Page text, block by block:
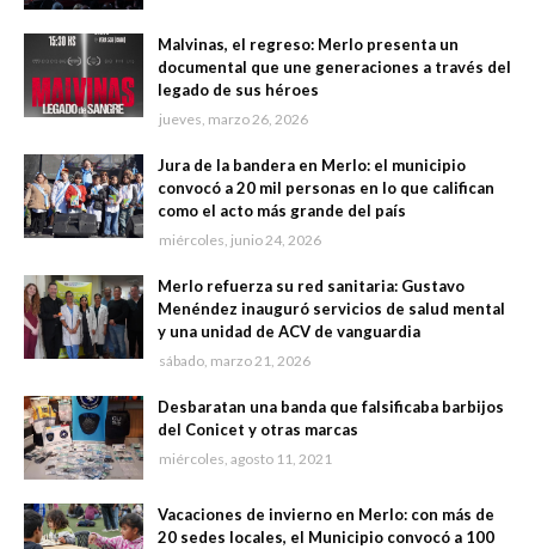
Malvinas, el regreso: Merlo presenta un
documental que une generaciones a través del
legado de sus héroes
jueves, marzo 26, 2026
Jura de la bandera en Merlo: el municipio
convocó a 20 mil personas en lo que califican
como el acto más grande del país
miércoles, junio 24, 2026
Merlo refuerza su red sanitaria: Gustavo
Menéndez inauguró servicios de salud mental
y una unidad de ACV de vanguardia
sábado, marzo 21, 2026
Desbaratan una banda que falsificaba barbijos
del Conicet y otras marcas
miércoles, agosto 11, 2021
Vacaciones de invierno en Merlo: con más de
20 sedes locales, el Municipio convocó a 100